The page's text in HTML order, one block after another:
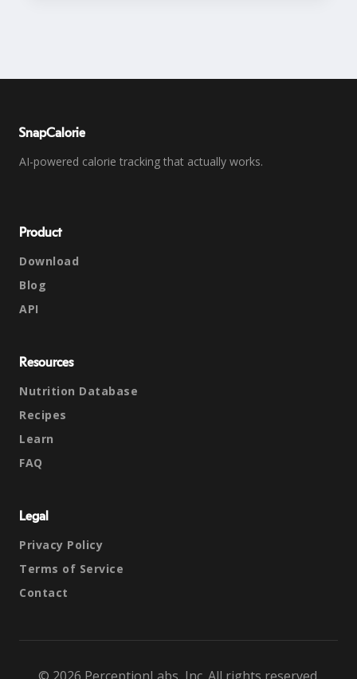
SnapCalorie
AI-powered calorie tracking that actually works.
Product
Download
Blog
API
Resources
Nutrition Database
Recipes
Learn
FAQ
Legal
Privacy Policy
Terms of Service
Contact